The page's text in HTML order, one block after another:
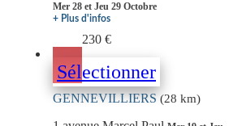
Mer 28 et Jeu 29 Octobre
+ Plus d'infos
230 €
Sélectionner
GENNEVILLIERS (28 km)